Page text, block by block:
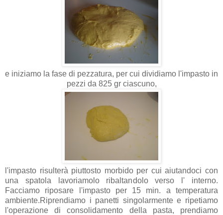
e iniziamo la fase di pezzatura, per cui dividiamo l'impasto in
pezzi da 825 gr ciascuno,
l'impasto risulterà piuttosto morbido per cui aiutandoci con
una spatola lavoriamolo ribaltandolo verso l' interno.
Facciamo riposare l'impasto per 15 min. a temperatura
ambiente.Riprendiamo i panetti singolarmente e ripetiamo
l'operazione di consolidamento della pasta, prendiamo